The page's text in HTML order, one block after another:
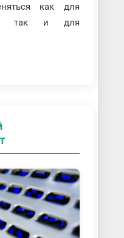
как для
так и для